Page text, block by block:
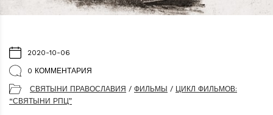
2020-10-06
0 КОММЕНТАРИЯ
СВЯТЫНИ ПРАВОСЛАВИЯ / ФИЛЬМЫ / ЦИКЛ ФИЛЬМОВ:
“СВЯТЫНИ РПЦ”